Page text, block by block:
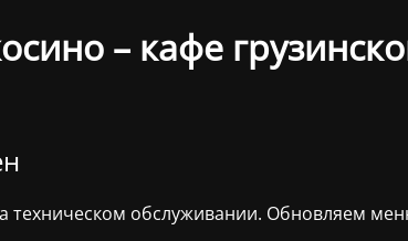
– кафе
техническом обслуживании. Обновляем